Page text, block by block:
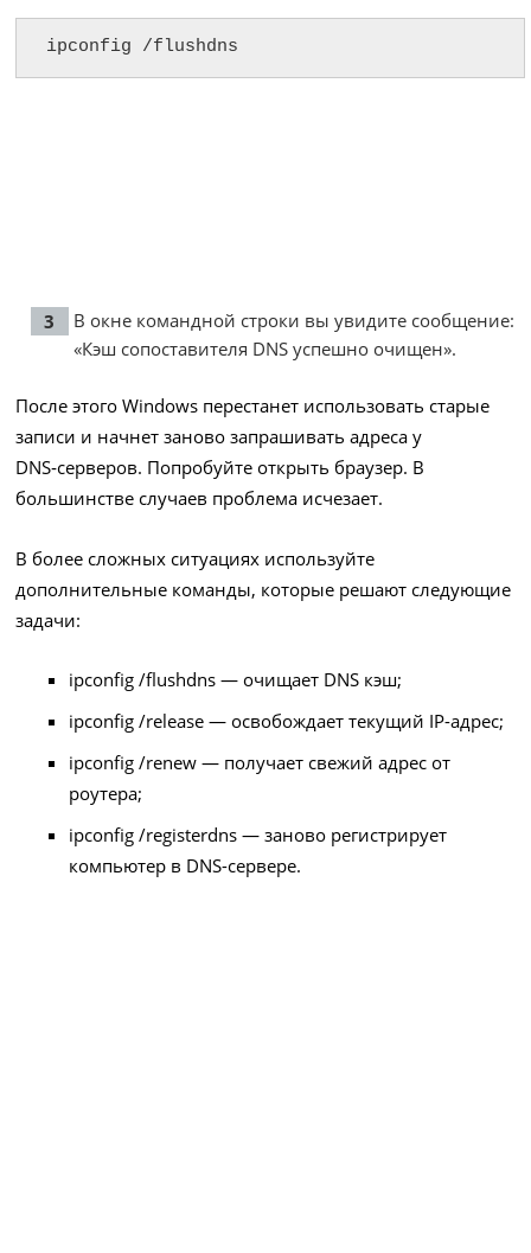
ipconfig /flushdns
В окне командной строки вы увидите сообщение:
«Кэш сопоставителя DNS успешно очищен».
После этого Windows перестанет использовать старые
записи и начнет заново запрашивать адреса у
DNS‑серверов. Попробуйте открыть браузер. В
большинстве случаев проблема исчезает.
В более сложных ситуациях используйте
дополнительные команды, которые решают следующие
задачи:
ipconfig /flushdns — очищает DNS кэш;
ipconfig /release — освобождает текущий IP-адрес;
ipconfig /renew — получает свежий адрес от
роутера;
ipconfig /registerdns — заново регистрирует
компьютер в DNS-сервере.